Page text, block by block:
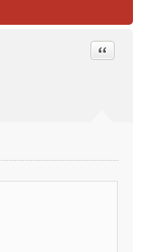
Citer